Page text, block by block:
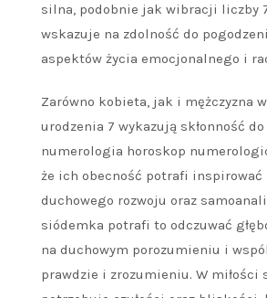
silna, podobnie jak wibracji liczby
wskazuje na zdolność do
aspektów życia emocjonalnego i
Zarówno kobieta, jak i mężczyzna
urodzenia 7 wykazują skłonność
numerologia horoskop
że ich obecność potrafi inspirować
duchowego rozwoju oraz
siódemka potrafi to odczuwać
na duchowym porozumieniu i
prawdzie i zrozumieniu. W miłości